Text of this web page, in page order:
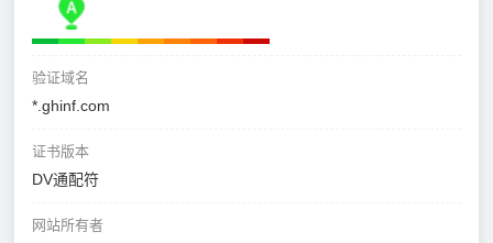
验证域名
*.ghinf.com
证书版本
DV通配符
网站所有者